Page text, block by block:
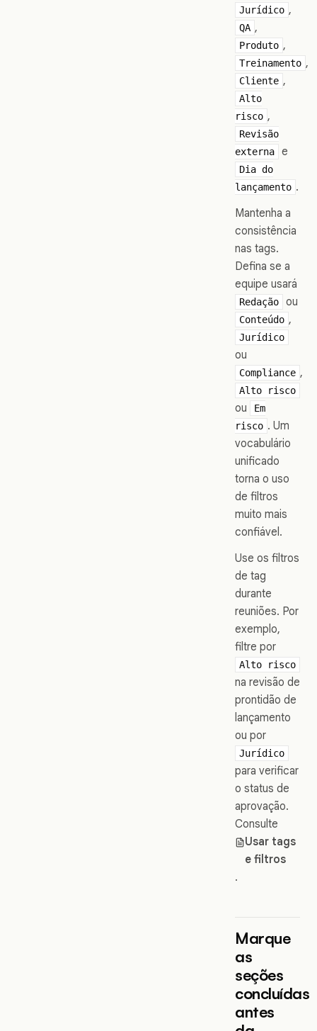
Jurídico ,
QA ,
Produto ,
Treinamento ,
Cliente ,
Alto
risco ,
Revisão
externa
e
Dia do
lançamento .
Mantenha a
consistência
nas tags.
Defina se a
equipe usará
Redação ou
Conteúdo ,
Jurídico
ou
Compliance ,
Alto risco
ou
Em
risco . Um
vocabulário
unificado
torna o uso
de filtros
muito mais
confiável.
Use os filtros
de tag
durante
reuniões. Por
exemplo,
filtre por
Alto risco
na revisão de
prontidão de
lançamento
ou por
Jurídico
para verificar
o status de
aprovação.
Consulte
Usar tags
e filtros
.
Marque
as
seções
concluídas
antes